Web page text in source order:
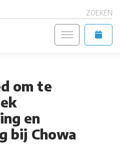
ZOEKEN
om te
en
bij Chowa